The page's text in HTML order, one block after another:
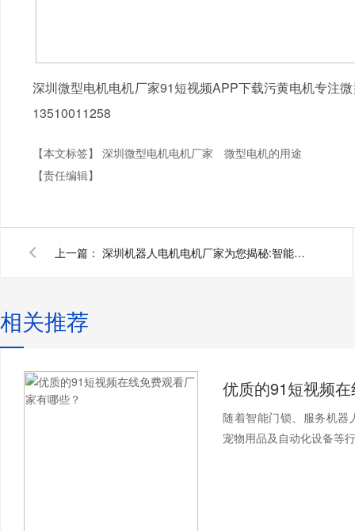
深圳微型电机电机厂家91短视频APP下载污黄电机专注
13510011258
【本文标签】 深圳微型电机电机厂家
微型电机的用途
【责任编辑】
上一篇： 深圳机器人电机电机厂家为您揭秘:智能机器人电机有哪些
相关推荐
随着智能门锁、服务机器
宠物用品及自动化设备等